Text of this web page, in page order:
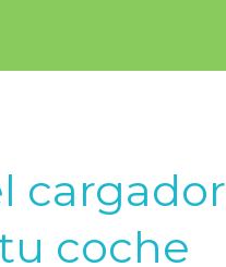
cargador
coche